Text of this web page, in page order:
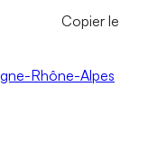
Copier le
Rhône-Alpes